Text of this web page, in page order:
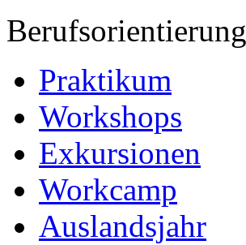
Berufsorientierung
Praktikum
Workshops
Exkursionen
Workcamp
Auslandsjahr